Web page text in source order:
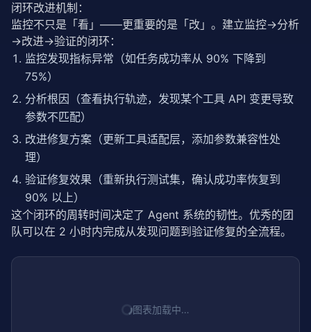
闭环改进机制：
监控不只是「看」——更重要的是「改」。建立监控→分析
→改进→验证的闭环：
监控发现指标异常（如任务成功率从 90% 下降到
75%）
分析根因（查看执行轨迹，发现某个工具 API 变更导致
参数不匹配）
改进修复方案（更新工具适配层，添加参数兼容性处
理）
验证修复效果（重新执行测试集，确认成功率恢复到
90% 以上）
这个闭环的周转时间决定了 Agent 系统的韧性。优秀的团
队可以在 2 小时内完成从发现问题到验证修复的全流程。
图表加载中…